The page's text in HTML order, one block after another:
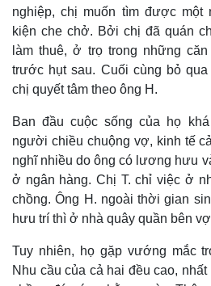
Kinh tế
Bất động sản
Khởi nghiệp
nghiệp, chị muốn tìm được
kiện che chở. Bởi chị đã quán
làm thuê, ở trọ trong những
trước hụt sau. Cuối cùng bỏ
chị quyết tâm theo ông H.
Ban đầu cuộc sống của họ
người chiều chuộng vợ, kinh tế
nghĩ nhiều do ông có lương hưu
ở ngân hàng. Chị T. chỉ việc ở
chồng. Ông H. ngoài thời gian
hưu trí thì ở nhà quây quần bên
Tuy nhiên, họ gặp vướng mắc
Nhu cầu của cả hai đều cao,